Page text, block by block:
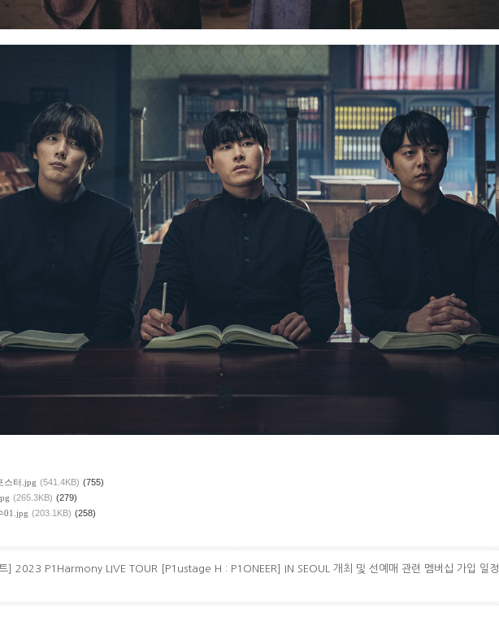
스터.jpg (541.4KB) (755)
(265.3KB) (279)
01.jpg (203.1KB) (258)
] 2023 P1Harmony LIVE TOUR [P1ustage H : P1ONEER] IN SEOUL 개최 및 선예매 관련 멤버십 가입 일정